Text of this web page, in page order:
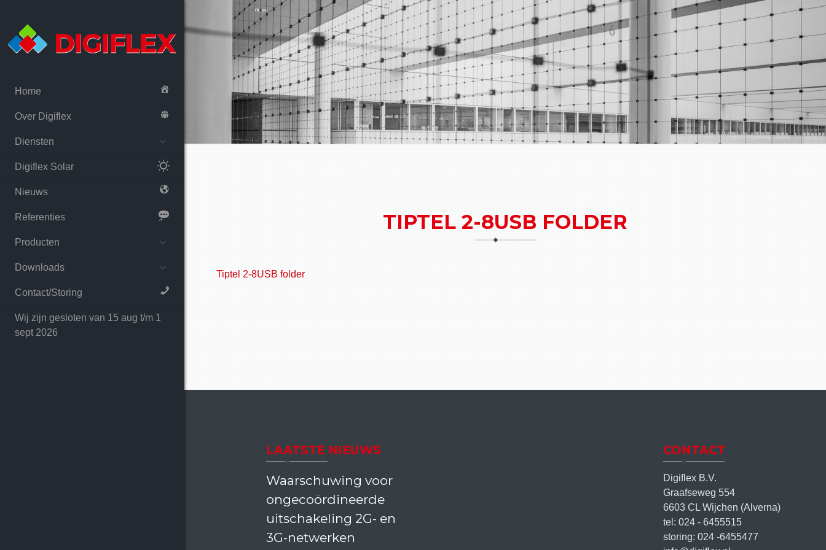
Home
Over Digiflex
Diensten
Digiflex Solar
Nieuws
Referenties
Producten
Downloads
Contact/Storing
Wij zijn gesloten van 15 aug t/m 1
sept 2026
TIPTEL 2-8USB FOLDER
Tiptel 2-8USB folder
LAATSTE NIEUWS
Waarschuwing voor
ongecoördineerde
uitschakeling 2G- en
3G-netwerken
CONTACT
Digiflex B.V.
Graafseweg 554
6603 CL Wijchen (Alverna)
tel: 024 - 6455515
storing: 024 -6455477